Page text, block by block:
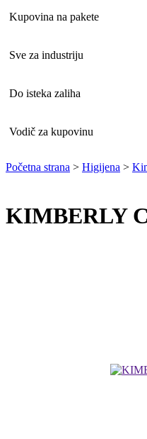
Kupovina na pakete
Sve za industriju
Do isteka zaliha
Vodič za kupovinu
Početna strana > Higijena >
KIMBERLY